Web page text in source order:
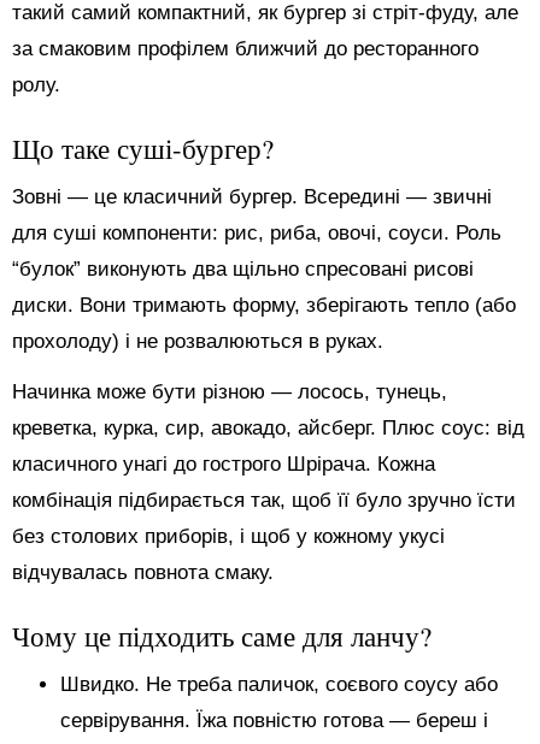
такий самий компактний, як бургер зі стріт-фуду, але
за смаковим профілем ближчий до ресторанного
ролу.
Що таке суші-бургер?
Зовні — це класичний бургер. Всередині — звичні
для суші компоненти: рис, риба, овочі, соуси. Роль
“булок” виконують два щільно спресовані рисові
диски. Вони тримають форму, зберігають тепло (або
прохолоду) і не розвалюються в руках.
Начинка може бути різною — лосось, тунець,
креветка, курка, сир, авокадо, айсберг. Плюс соус: від
класичного унагі до гострого Шрірача. Кожна
комбінація підбирається так, щоб її було зручно їсти
без столових приборів, і щоб у кожному укусі
відчувалась повнота смаку.
Чому це підходить саме для ланчу?
Швидко. Не треба паличок, соєвого соусу або
сервірування. Їжа повністю готова — береш і